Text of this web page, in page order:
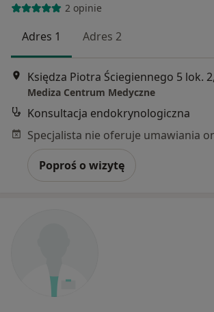
2 opinie
Adres 1 Adres 2
Księdza Piotra Ściegiennego 5 lok.
Mediza Centrum Medyczne
Konsultacja endokrynologiczna
Poproś o wizytę